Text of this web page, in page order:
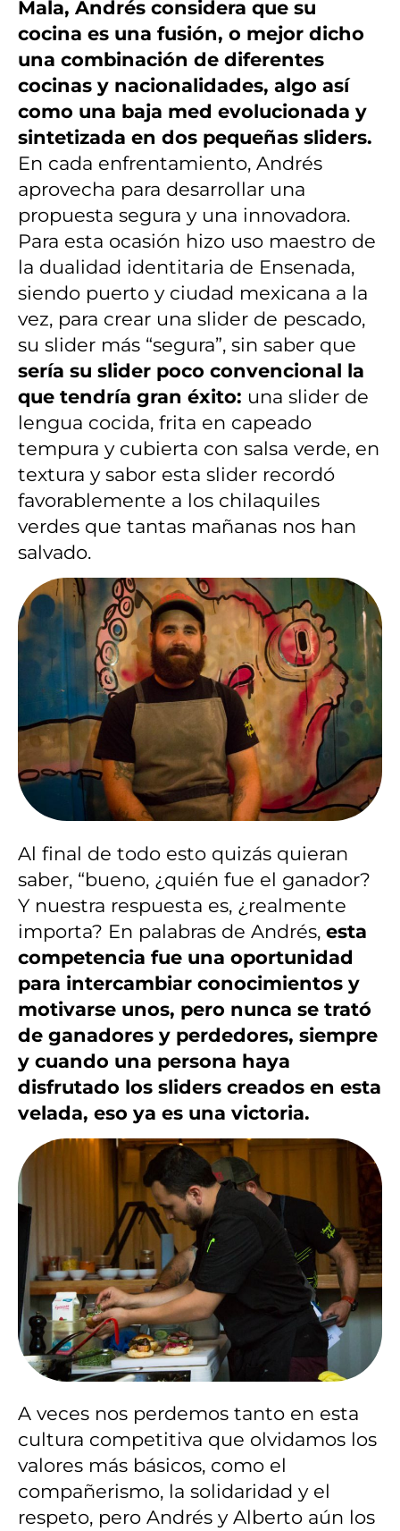
Mala, Andrés considera que su
cocina es una fusión, o mejor dicho
una combinación de diferentes
cocinas y nacionalidades, algo así
como una baja med evolucionada y
sintetizada en dos pequeñas sliders.
En cada enfrentamiento, Andrés
aprovecha para desarrollar una
propuesta segura y una innovadora.
Para esta ocasión hizo uso maestro de
la dualidad identitaria de Ensenada,
siendo puerto y ciudad mexicana a la
vez, para crear una slider de pescado,
su slider más “segura”, sin saber que
sería su slider poco convencional la
que tendría gran éxito: una slider de
lengua cocida, frita en capeado
tempura y cubierta con salsa verde, en
textura y sabor esta slider recordó
favorablemente a los chilaquiles
verdes que tantas mañanas nos han
salvado.
Al final de todo esto quizás quieran
saber, “bueno, ¿quién fue el ganador?
Y nuestra respuesta es, ¿realmente
importa? En palabras de Andrés, esta
competencia fue una oportunidad
para intercambiar conocimientos y
motivarse unos, pero nunca se trató
de ganadores y perdedores, siempre
y cuando una persona haya
disfrutado los sliders creados en esta
velada, eso ya es una victoria.
A veces nos perdemos tanto en esta
cultura competitiva que olvidamos los
valores más básicos, como el
compañerismo, la solidaridad y el
respeto, pero Andrés y Alberto aún los